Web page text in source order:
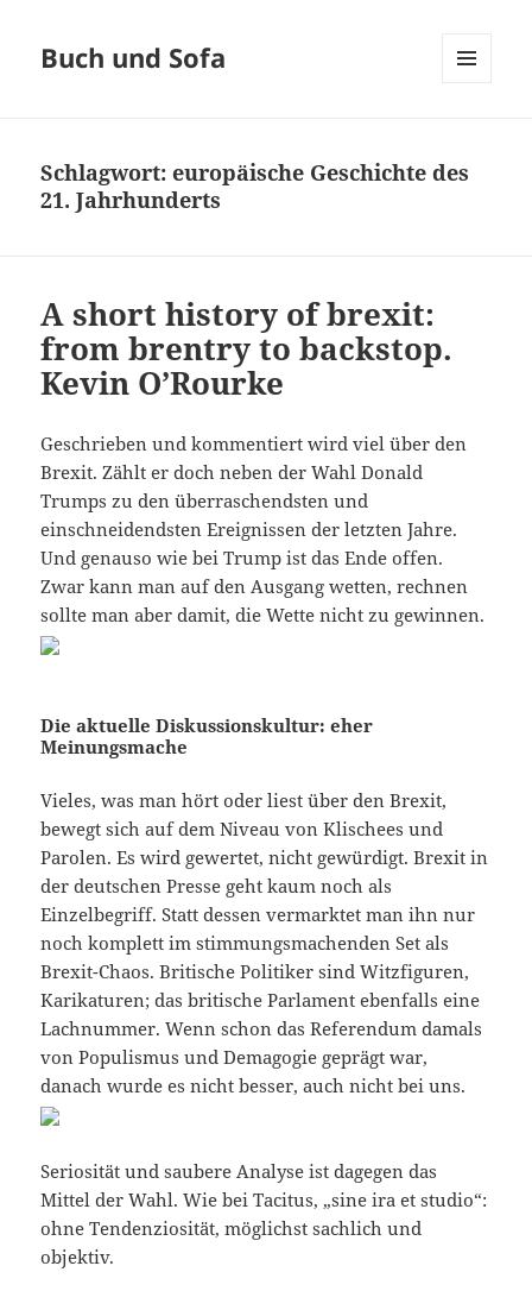
Buch und Sofa
Schlagwort:europäische Geschichte des
21. Jahrhunderts
A short history of brexit:
from brentry to backstop.
Kevin O’Rourke
Geschrieben und kommentiert wird viel über den
Brexit. Zählt er doch neben der Wahl Donald
Trumps zu den überraschendsten und
einschneidendsten Ereignissen der letzten Jahre.
Und genauso wie bei Trump ist das Ende offen.
Zwar kann man auf den Ausgang wetten, rechnen
sollte man aber damit, die Wette nicht zu gewinnen.
Die aktuelle Diskussionskultur: eher
Meinungsmache
Vieles, was man hört oder liest über den Brexit,
bewegt sich auf dem Niveau von Klischees und
Parolen. Es wird gewertet, nicht gewürdigt. Brexit in
der deutschen Presse geht kaum noch als
Einzelbegriff. Statt dessen vermarktet man ihn nur
noch komplett im stimmungsmachenden Set als
Brexit-Chaos. Britische Politiker sind Witzfiguren,
Karikaturen; das britische Parlament ebenfalls eine
Lachnummer. Wenn schon das Referendum damals
von Populismus und Demagogie geprägt war,
danach wurde es nicht besser, auch nicht bei uns.
Seriosität und saubere Analyse ist dagegen das
Mittel der Wahl. Wie bei Tacitus, „sine ira et studio“:
ohne Tendenziosität, möglichst sachlich und
objektiv.